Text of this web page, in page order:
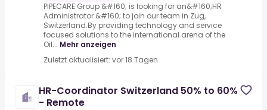
PIPECARE Group &#160; is looking for an&#160;HR
Administrator &#160; to join our team in Zug,
Switzerland.By providing technology and service
focused solutions to the international arena of the
Oil... Mehr anzeigen
Zuletzt aktualisiert: vor 18 Tagen
HR-Coordinator Switzerland 50% to 60%
- Remote